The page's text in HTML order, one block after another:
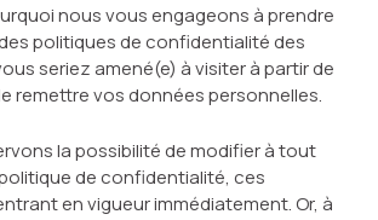
nous vous engageons à prendre
politiques de confidentialité des
seriez amené(e) à visiter à partir de
remettre vos données personnelles.
la possibilité de modifier à tout
de confidentialité, ces
en vigueur immédiatement. Or, à